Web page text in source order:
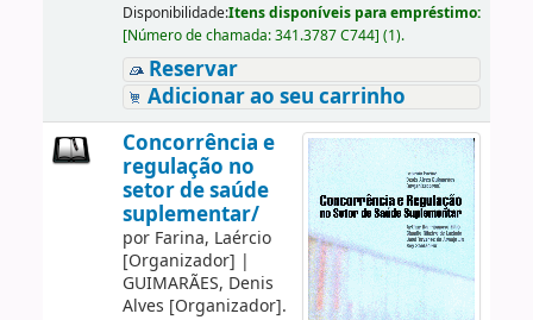
Disponibilidade:Itens disponíveis para empréstimo:
[Número de chamada:341.3787 C744] (1).
Reservar
Adicionar ao seu carrinho
Concorrência e
regulação no
setor de saúde
suplementar/
por Farina, Laércio
[Organizador] |
GUIMARÃES, Denis
Alves [Organizador].